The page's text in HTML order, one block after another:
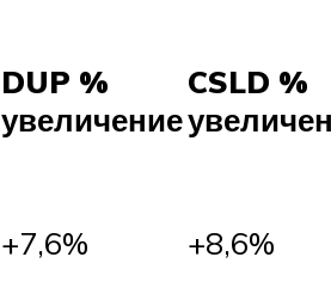
DUP %
увеличение
CSLD %
+7,6% +8,6%